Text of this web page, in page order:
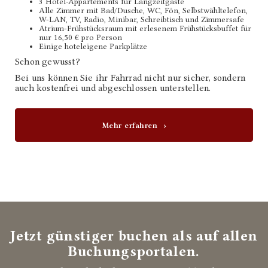
Alle Zimmer mit Bad/Dusche, WC, Fön, Selbstwähltelefon,
W-LAN, TV, Radio, Minibar, Schreibtisch und Zimmersafe
Atrium-Frühstücksraum mit erlesenem Frühstücksbuffet für
nur 16,50 € pro Person
Einige hoteleigene Parkplätze
Schon gewusst?
Bei uns können Sie ihr Fahrrad nicht nur sicher, sondern
auch kostenfrei und abgeschlossen unterstellen.
Mehr erfahren
Jetzt günstiger buchen als auf allen
Buchungsportalen.